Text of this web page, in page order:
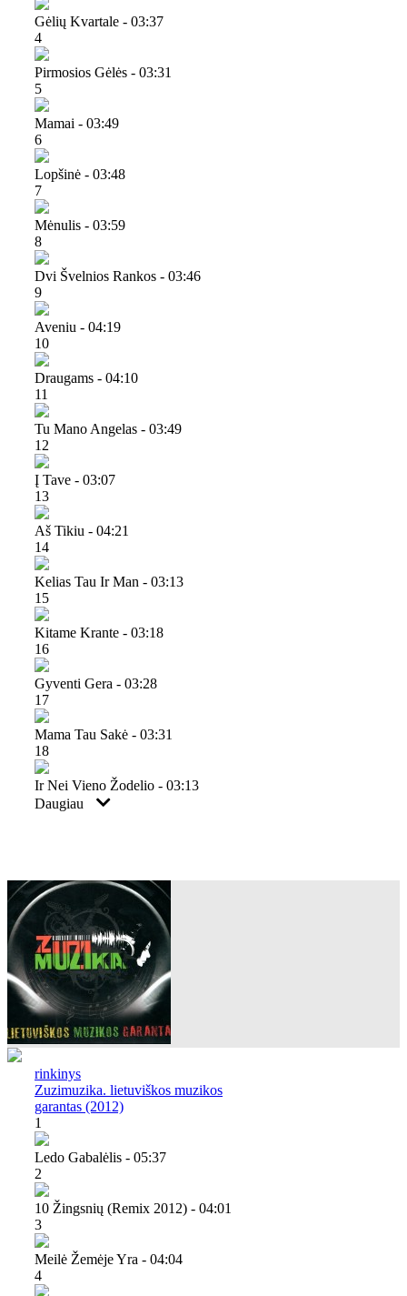
Gėlių Kvartale - 03:37
4
Pirmosios Gėlės - 03:31
5
Mamai - 03:49
6
Lopšinė - 03:48
7
Mėnulis - 03:59
8
Dvi Švelnios Rankos - 03:46
9
Aveniu - 04:19
10
Draugams - 04:10
11
Tu Mano Angelas - 03:49
12
Į Tave - 03:07
13
Aš Tikiu - 04:21
14
Kelias Tau Ir Man - 03:13
15
Kitame Krante - 03:18
16
Gyventi Gera - 03:28
17
Mama Tau Sakė - 03:31
18
Ir Nei Vieno Žodelio - 03:13
Daugiau
rinkinys
Zuzimuzika. lietuviškos muzikos
garantas (2012)
1
Ledo Gabalėlis - 05:37
2
10 Žingsnių (remix 2012) - 04:01
3
Meilė Žemėje Yra - 04:04
4